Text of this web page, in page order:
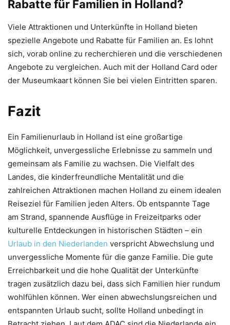
Rabatte für Familien in Holland?
Viele Attraktionen und Unterkünfte in Holland bieten
spezielle Angebote und Rabatte für Familien an. Es lohnt
sich, vorab online zu recherchieren und die verschiedenen
Angebote zu vergleichen. Auch mit der Holland Card oder
der Museumkaart können Sie bei vielen Eintritten sparen.
Fazit
Ein Familienurlaub in Holland ist eine großartige
Möglichkeit, unvergessliche Erlebnisse zu sammeln und
gemeinsam als Familie zu wachsen. Die Vielfalt des
Landes, die kinderfreundliche Mentalität und die
zahlreichen Attraktionen machen Holland zu einem idealen
Reiseziel für Familien jeden Alters. Ob entspannte Tage
am Strand, spannende Ausflüge in Freizeitparks oder
kulturelle Entdeckungen in historischen Städten – ein
Urlaub in den Niederlanden verspricht Abwechslung und
unvergessliche Momente für die ganze Familie. Die gute
Erreichbarkeit und die hohe Qualität der Unterkünfte
tragen zusätzlich dazu bei, dass sich Familien hier rundum
wohlfühlen können. Wer einen abwechslungsreichen und
entspannten Urlaub sucht, sollte Holland unbedingt in